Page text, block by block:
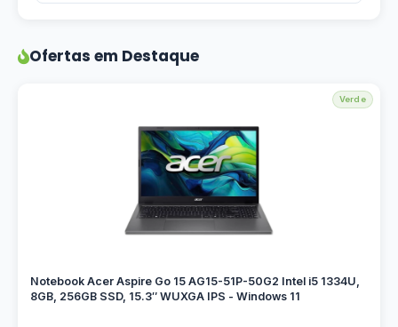
Ofertas em Destaque
Verde
Notebook Acer Aspire Go 15 AG15-51P-50G2 Intel i5 1334U,
8GB, 256GB SSD, 15.3″ WUXGA IPS - Windows 11